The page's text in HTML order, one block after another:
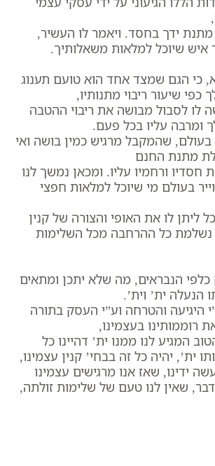
ידך בחסד. ויאמר לו העשיר,
איש שיוכל למלאות משאלותיך.
כי הגם שמצד אחד הוא טועם תענוג
כפי שיעור ריבוי מתנותיו,
לו לסבול מבושה את ריבוי ההטבה
ומרבה עליו בכל פעם.
בעולם, שהמקבל מרגיש כמין בושה ואי
מתנת החנם
ורחמיו עליו. ומכאן נמשך לנו
בעולם מי שיוכל למלאות חפצי
ליתן לו את האופי והצורה של קנין
כל ההרחבה מכל השלימות
כלפי הנבראים, מה שלא יתכן ומתאים
הנעלה ית’ וית’.
היגיעה והטרחה וע”י העסק בתורה
רוממותינו בעצמינו,
המגיע לנו ממנו ית’ דהיינו כל
ית’, יהיה כל זה בבחי’ קנין עצמינו,
ידינו, שאז אנו מרגישים עצמינו
שאין לנו טעם של שלימות זולתה,